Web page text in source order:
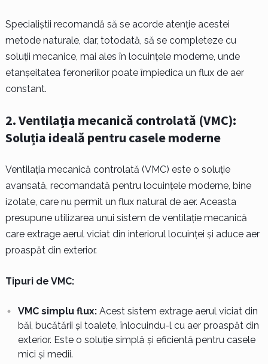
Specialiștii recomandă să se acorde atenție acestei
metode naturale, dar, totodată, să se completeze cu
soluții mecanice, mai ales în locuințele moderne, unde
etanșeitatea feroneriilor poate împiedica un flux de aer
constant.
2.Ventilația mecanică controlată (VMC):
Soluția ideală pentru casele moderne
Ventilația mecanică controlată (VMC) este o soluție
avansată, recomandată pentru locuințele moderne, bine
izolate, care nu permit un flux natural de aer. Aceasta
presupune utilizarea unui sistem de ventilație mecanică
care extrage aerul viciat din interiorul locuinței și aduce aer
proaspăt din exterior.
Tipuri de VMC:
VMC simplu flux:Acest sistem extrage aerul viciat din
băi, bucătării și toalete, înlocuindu-l cu aer proaspăt din
exterior. Este o soluție simplă și eficientă pentru casele
mici și medii.